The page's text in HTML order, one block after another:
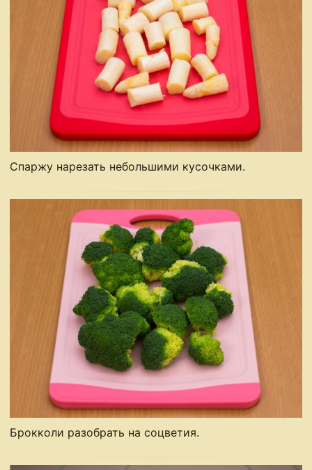
Спаржу нарезать небольшими кусочками.
Брокколи разобрать на соцветия.